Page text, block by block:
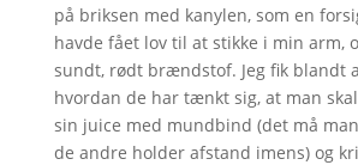
på briksen med kanylen, som en
havde fået lov til at stikke i min arm,
sundt, rødt brændstof. Jeg fik blandt
hvordan de har tænkt sig, at man
sin juice med mundbind (det må
de andre holder afstand imens) og